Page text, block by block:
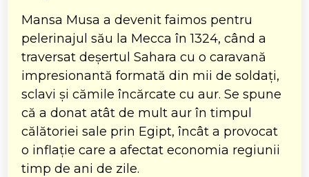
Mansa Musa a devenit faimos pentru
pelerinajul său la Mecca în 1324, când a
traversat deșertul Sahara cu o caravană
impresionantă formată din mii de soldați,
sclavi și cămile încărcate cu aur. Se spune
că a donat atât de mult aur în timpul
călătoriei sale prin Egipt, încât a provocat
o inflație care a afectat economia regiunii
timp de ani de zile.